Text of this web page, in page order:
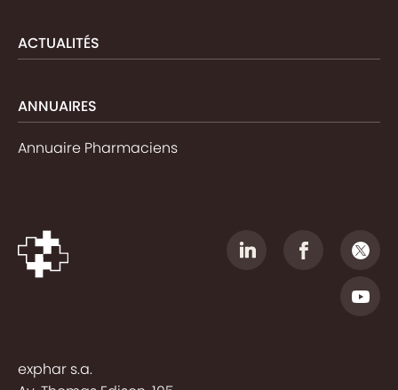
ACTUALITÉS
ANNUAIRES
Annuaire Pharmaciens
exphar s.a.